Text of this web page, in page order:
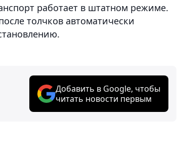
работает в штатном режиме.
толчков автоматически
Добавить в Google, чтобы
читать новости первым